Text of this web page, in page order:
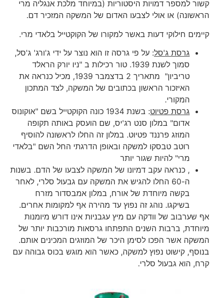
קשור למספר דמויות היסטוריות (במיוחד מלכת אנגליה מרי
הראשונה) או אולי לצבעו האדום של המשקה המזכיר דם.
קיימים חילוקי דעות באשר למקורו של הקוקטייל בלאדי מרי.
גרסת ג'סל: על פי גרסה זו הוא נוצר על ידי ג'ורג' ג'סל,
סמוך לשנת 1939. טור רכילות ב "ניו יורק הראלד
טריביון" מתאריך 2 בדצמבר 1939, מכיל כנראה את
האיזכור הראשון בכתובים של המשקה, לצד המתכון
המקורי.
גרסת פטיוט
: בשנת 1934 כונה הקוקטייל בשם "אוקונוס
אדום" במלון סנט רג'יס, שם הועסק באותה תקופה
המוזג פרננד פטיוט. במלון זה החלו לראשונה להוסיף
רוטב טבסקו למשקה ובאופן הדרגתי החל השם "בלאדי
מרי" להיות שגור יותר
, כנראה עקב דמיונו של המשקה לצבעו של הדם. בשנות
ה-60 החלו להגיש את המשקה עם גבעול סלרי, לאחר
בקשה מיוחדת של אורח, במלון אמבסדור מזרח
בשיקגו. נוהג זה נפוץ עד מהירה אף למקומות אחרים.
אף שערבוב של וודקה עם מיץ עגבניות אינו דורש מיומנות
מיוחדת, ברבות השנים התפתחו גרסאות מורכבות יותר של
המשקה אשר הפכו לסימן היכר של המוזגים המכינים אותם.
בנוסף, קישוט נפוץ למשקה, כאשר הוא מוגש בכוס גבוהה עם
קרח, הוא גבעול סלרי.